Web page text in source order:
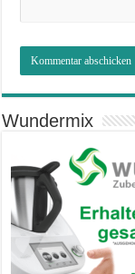
Wundermix